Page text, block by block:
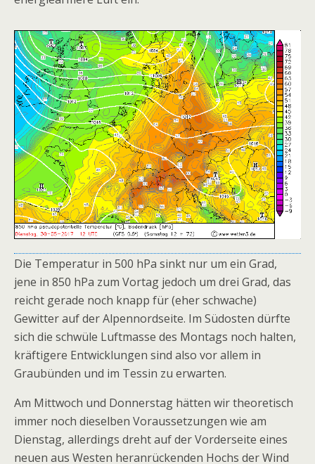
Die Temperatur in 500 hPa sinkt nur um ein Grad,
jene in 850 hPa zum Vortag jedoch um drei Grad, das
reicht gerade noch knapp für (eher schwache)
Gewitter auf der Alpennordseite. Im Südosten dürfte
sich die schwüle Luftmasse des Montags noch halten,
kräftigere Entwicklungen sind also vor allem in
Graubünden und im Tessin zu erwarten.
Am Mittwoch und Donnerstag hätten wir theoretisch
immer noch dieselben Voraussetzungen wie am
Dienstag, allerdings dreht auf der Vorderseite eines
neuen aus Westen heranrückenden Hochs der Wind